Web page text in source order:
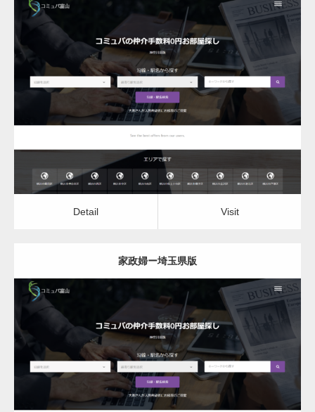
更新日： 2022.12.06
Detail Visit
Detail Visit
家政婦ー埼玉県版
更新日： 2022.12.06
Detail Visit